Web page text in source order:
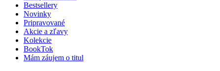
Bestsellery
Novinky
Pripravované
Akcie a zľavy
Kolekcie
BookTok
Mám záujem o titul